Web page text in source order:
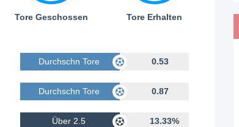
Tore Geschossen Tore Erhalten
Durchschn Tore Geschossen 0.53
Durchschn Tore Erhalten 0.87
Über 2.5 13.33%